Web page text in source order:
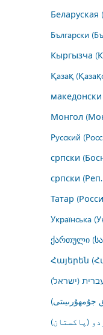
Беларуская
Български
Кыргызча
Қазақ
Монгол
Русский
српски
српски
Татар
Українська
ქართული
Հայերեն
(ישראל)
جۇمھۇرىيىتى)
(پاکستان)